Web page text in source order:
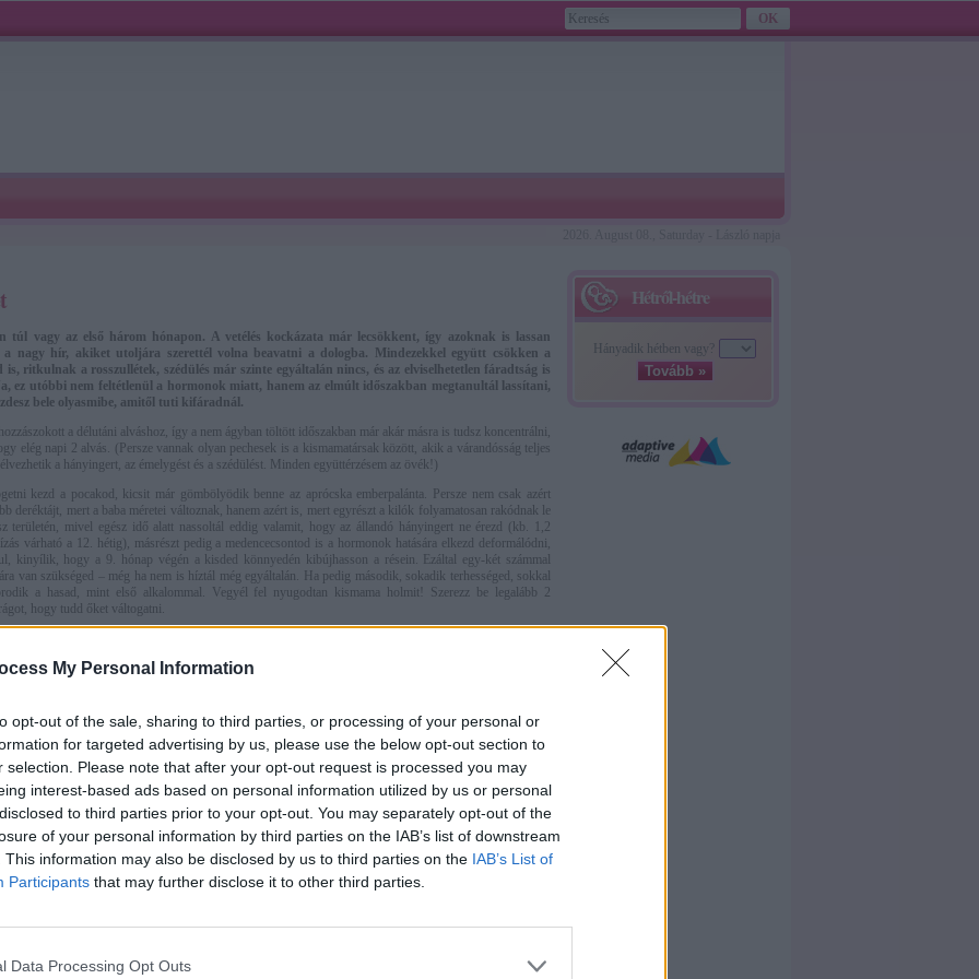
My Personal Information
opt-out of the sale, sharing to third parties, or processing of your personal or
for targeted advertising by us, please use the below opt-out section to
selection. Please note that after your opt-out request is processed you may
interest-based ads based on personal information utilized by us or personal
to third parties prior to your opt-out. You may separately opt-out of the
of your personal information by third parties on the IAB’s list of downstream
This information may also be disclosed by us to third parties on the IAB’s List of
Participants that may further disclose it to other third parties.
Data Processing Opt Outs
túl vagy az első három hónapon. A vetélés kockázata már lecsökkent, így azoknak is lassan
a nagy hír, akiket utoljára szerettél volna beavatni a dologba. Mindezekkel együtt csökken a
is, ritkulnak a rosszullétek, szédülés már szinte egyáltalán nincs, és az elviselhetetlen fáradtság is
ez utóbbi nem feltétlenül a hormonok miatt, hanem az elmúlt időszakban megtanultál lassítani,
bele olyasmibe, amitől tuti kifáradnál.
a délutáni alváshoz, így a nem ágyban töltött időszakban már akár másra is tudsz koncentrálni,
elég napi 2 alvás. (Persze vannak olyan pechesek is a kismamatársak között, akik a várandósság teljes
a hányingert, az émelygést és a szédülést. Minden együttérzésem az övék!)
kezd a pocakod, kicsit már gömbölyödik benne az aprócska emberpalánta. Persze nem csak azért
deréktájt, mert a baba méretei változnak, hanem azért is, mert egyrészt a kilók folyamatosan rakódnak le
területén, mivel egész idő alatt nassoltál eddig valamit, hogy az állandó hányingert ne érezd (kb. 1,2
várható a 12. hétig), másrészt pedig a medencecsontod is a hormonok hatására elkezd deformálódni,
kinyílik, hogy a 9. hónap végén a kisded könnyedén kibújhasson a résein. Ezáltal egy-két számmal
van szükséged – még ha nem is híztál még egyáltalán. Ha pedig második, sokadik terhességed, sokkal
a hasad, mint első alkalommal. Vegyél fel nyugodtan kismama holmit! Szerezz be legalább 2
hogy tudd őket váltogatni.
csak most kezd növögetni a has. A terhességi csíkok (stírák) kialakulása ugyan genetikus, így ha
(Mákod van, ha neked egyáltalán nem lesznek csíkjaid!)
Hétről-hétre
Hányadik hétben vagy?
Tovább »